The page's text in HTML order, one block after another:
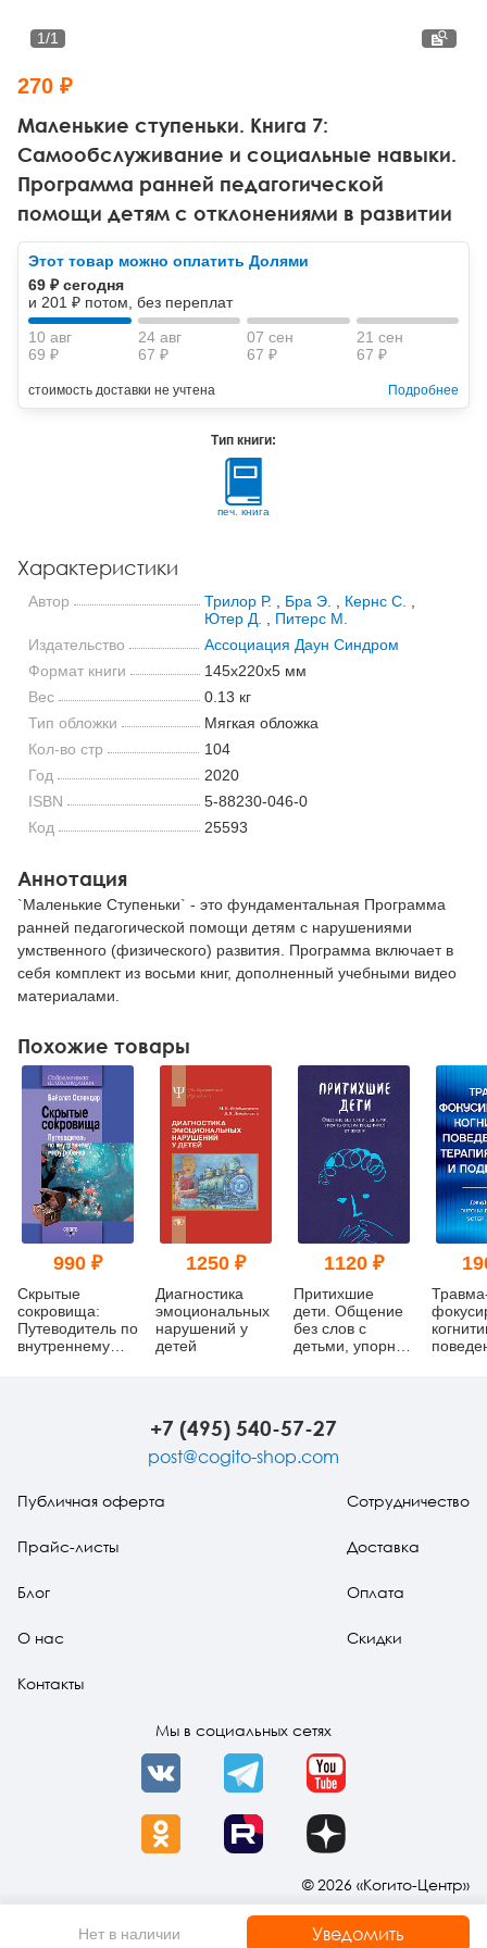
Другие направления психотерапии
Классический, эриксоновский гипноз и НЛП
НЛП
Социальная психология
Классический и юнгианский психоанализ
Маленькие ступеньки. Книга 7:
Самообслуживание и социальные навыки.
Программа ранней педагогической
помощи детям с отклонениями в развитии
1/1
270 ₽
Уведомить
Нет в наличии
Этот товар можно оплатить Долями
69 ₽ сегодня
и 201 ₽ потом, без переплат
10 авг
69 ₽
24 авг
67 ₽
07 сен
67 ₽
21 сен
67 ₽
стоимость доставки не учтена Подробнее
Тип книги:
печ. книга
Характеристики
Автор Трилор Р. Бра Э. Кернс С.
Ютер Д.
Питерс М.
Издательство
Ассоциация Даун Синдром
Формат книги
145x220x5 мм
Вес
0.13 кг
Тип обложки
Мягкая обложка
Кол-во стр
104
Год
2020
ISBN
5-88230-046-0
Код
25593
Аннотация
`Маленькие Ступеньки` - это фундаментальная Программа
ранней педагогической помощи детям с нарушениями
умственного (физического) развития. Программа включает в
себя комплект из восьми книг, дополненный учебными видео
материалами.
Похожие товары
990 ₽
Скрытые
сокровища:
Путеводитель по
внутреннему
1250 ₽
Диагностика
эмоциональных
нарушений у
детей
1120 ₽
Притихшие
дети. Общение
без слов с
детьми, упорно
+7 (495) 540-57-27
post@cogito-shop.com
Публичная оферта
Прайс-листы
Блог
О нас
Контакты
Сотрудничество
Доставка
Оплата
Скидки
Мы в социальных сетях
VK Telegram YouTube
OK Rutube Dzen
© 2026 «Когито-Центр»